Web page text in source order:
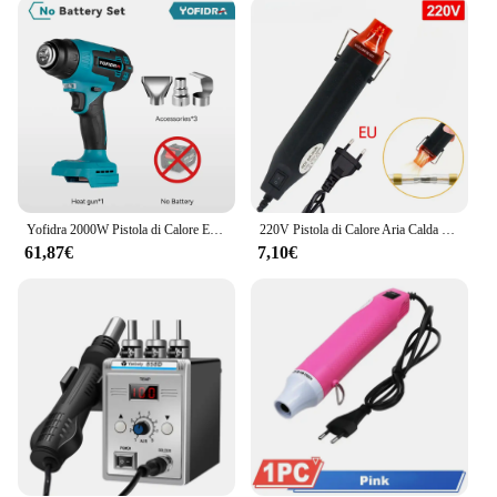
just a tool; it's a versatile solution for a wide range
of heating applications. Whether you're working on
pipes, electrical wiring, or any other project that
requires heat, this tool is up to the task. The
inclusion of a convenient carrying case makes it
easy to transport, ensuring that you have the
necessary equipment at hand whenever you need it.
The tool's design is not only practical but also
aesthetically pleasing, making it a valuable addition
to any toolkit.
**Adaptable to Various Environments**
This heating tool is engineered to adapt to various
environments, making it an excellent choice for
both indoor and outdoor use. Its robust construction
ensures that it can withstand the rigors of different
job sites, while its user-friendly design allows for
quick and easy operation. Whether you're working
in a construction site, a repair shop, or even at
home, the aria calda termorettratile Pistola termica
is the tool that can meet your heating needs. Its
performance and property are unmatched, ensuring
Yofidra 2000W Pistola di Calore Elettrica Pistola Ad Aria Calda Palmare Senza Fili con 3 Ugelli Asciugacapelli Domestico Industriale Per Makita 18V Batteria
61,87€
220V Pistola di Calore Aria Calda Elettrica 300W FAI DA TE Saldatura Temperatura Ventilatore Pistola con Testa Termoretraibile per Mestiere Goffratura Wrap
7,10€